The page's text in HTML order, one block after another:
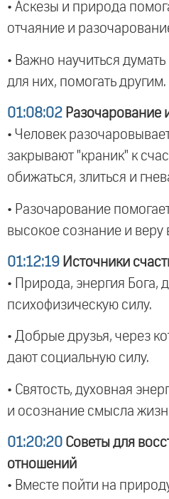
• Аскезы и природа
отчаяние и
• Важно научиться
для них, помогать другим.
01:08:02 Разочарование
• Человек
закрывают "краник" к
обижаться, злиться и
• Разочарование
высокое сознание и веру
01:12:19 Источники
• Природа, энергия Бога,
психофизическую силу.
• Добрые друзья, через
дают социальную силу.
• Святость, духовная
и осознание смысла
01:20:20 Советы для
отношений
• Вместе пойти на